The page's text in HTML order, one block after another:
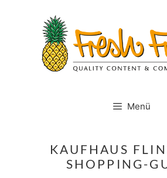
Menü
KAUFHAUS
SHOPPING-